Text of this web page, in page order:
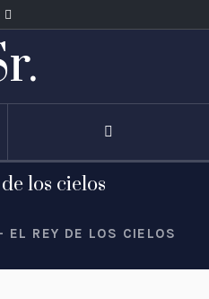
los cielos
EL REY DE LOS CIELOS